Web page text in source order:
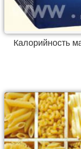
Калорийность